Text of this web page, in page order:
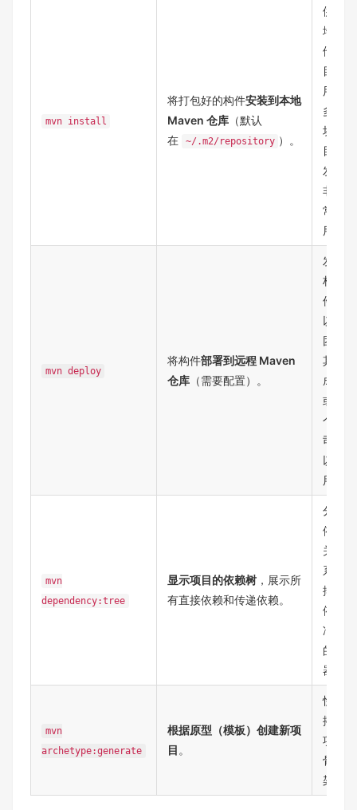
mvn install
将打包好的构件​​安装到本地
Maven 仓库​ ​（默认
在
~/.m2/repository ）。
供本
地其
他项
目引
用，
多模
块项
目开
发时
非常
常
用。
mvn deploy
将构件​​部署到远程 Maven
仓库​ ​（需要配置）。
发布
构
件，
以便
团队
其他
成员
或整
个公
司可
以使
用。
mvn
dependency:tree
​显示项目的依赖树​ ​，展示所
有直接依赖和传递依赖。
分析
依赖
关
系，
排查
依赖
冲突
的利
器。
mvn
archetype:generate
​根据原型（模板）创建新项
目​ ​。
快速
搭建
项目
骨
架。